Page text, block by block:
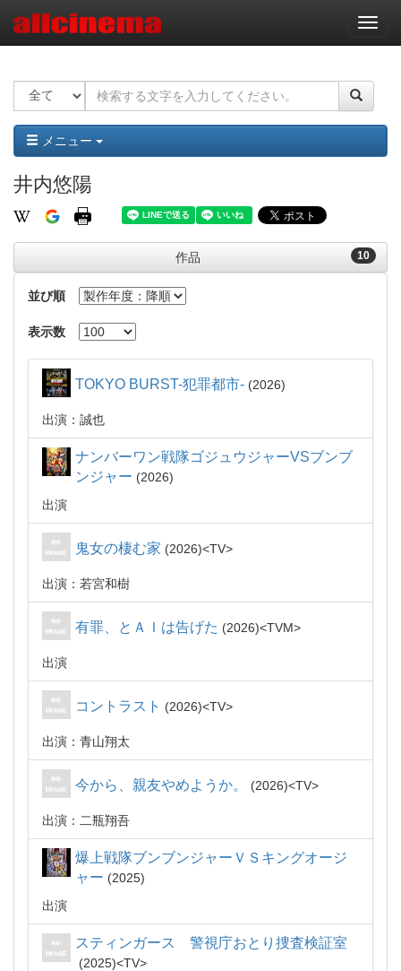
ナ
ビ
ー
ョ
ン
メニュー
井内悠陽
10
作品
並び順
表示数
TOKYO BURST-犯罪都市- 2026
出演：誠也
ナンバーワン戦隊ゴジュウジャーVSブンブ
ンジャー
2026
出演
鬼女の棲む家 2026 TV
出演：若宮和樹
有罪、とＡＩは告げた 2026 TVM
出演
コントラスト 2026 TV
出演：青山翔太
今から、親友やめようか。 2026 TV
出演：二瓶翔吾
爆上戦隊ブンブンジャーＶＳキングオージ
ャー
2025
出演
スティンガース 警視庁おとり捜査検証室
2025
TV